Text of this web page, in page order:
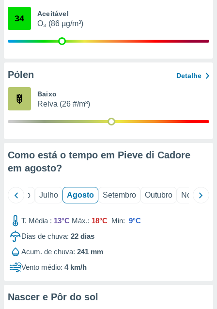
através
estudos
1199
34 Aceitável
O₃ (86 µg/m³)
Pólen Detalhe
Baixo
Relva (26 #/m³)
Como está o tempo em Pieve di Cadore
em agosto?
Junho Julho Agosto Setembro Outubro Novembro
T. Média : 13°C Máx.: 18°C Min: 9°C
Dias de chuva: 22 dias
Acum. de chuva: 241 mm
Vento médio: 4 km/h
Nascer e Pôr do sol